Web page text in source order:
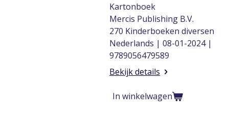
Kartonboek
Mercis Publishing B.V.
270 Kinderboeken diversen
Nederlands | 08-01-2024 |
9789056479589
Bekijk details
In winkelwagen